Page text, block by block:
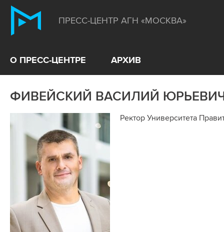
ПРЕСС-ЦЕНТР АГН «МОСКВА»
О ПРЕСС-ЦЕНТРЕ АРХИВ
ФИВЕЙСКИЙ ВАСИЛИЙ
Ректор Университета